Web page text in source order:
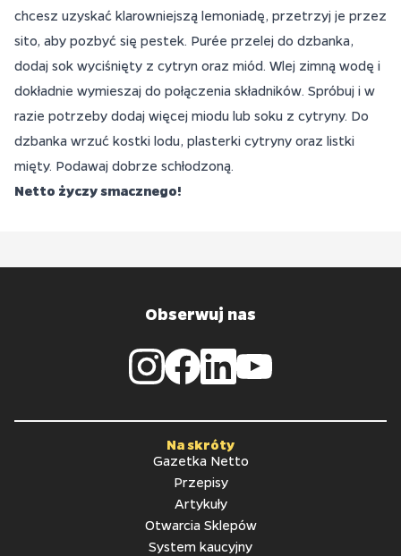
chcesz uzyskać klarowniejszą lemoniadę, przetrzyj je przez
sito, aby pozbyć się pestek. Purée przelej do dzbanka,
dodaj sok wyciśnięty z cytryn oraz miód. Wlej zimną wodę i
dokładnie wymieszaj do połączenia składników. Spróbuj i w
razie potrzeby dodaj więcej miodu lub soku z cytryny. Do
dzbanka wrzuć kostki lodu, plasterki cytryny oraz listki
mięty. Podawaj dobrze schłodzoną.
Netto życzy smacznego!
Obserwuj nas
Na skróty
Gazetka Netto
Przepisy
Artykuły
Otwarcia Sklepów
System kaucyjny